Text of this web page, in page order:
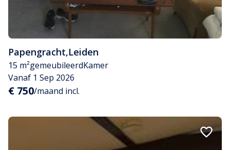
Papengracht,Leiden
15 m²gemeubileerdKamer
Vanaf 1 Sep 2026
€ 750/maand incl.